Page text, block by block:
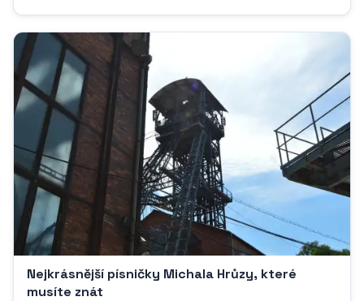
Nejkrásnější písničky Michala Hrůzy, které
musíte znát